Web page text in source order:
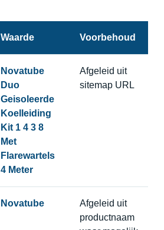
Waarde Voorbehoud
Novatube
Duo
Geisoleerde
Koelleiding
Kit 1 4 3 8
Met
Flarewartels
4 Meter
Afgeleid uit
sitemap URL
Novatube
Afgeleid uit
productnaam